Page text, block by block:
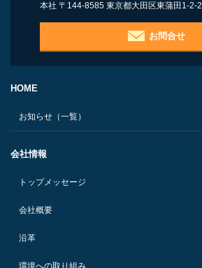
本社 〒144-8585 東京都大田区東蒲田1-2-2
お問合せ
HOME
お知らせ（一覧）
会社情報
トップメッセージ
会社概要
沿革
環境への取り組み